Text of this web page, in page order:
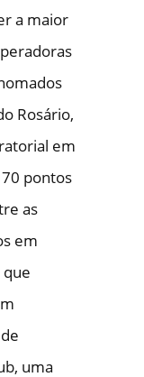
a maior
Rosário,
em
pontos
as
em
uma